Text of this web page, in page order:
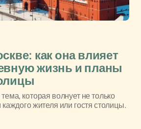
как она влияет
жизнь и планы
которая волнует не только
жителя или гостя столицы.